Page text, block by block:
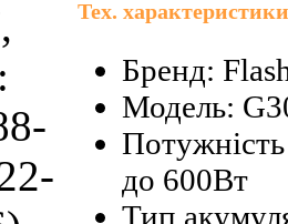
Тех.
Бренд:
Модель:
до 600Вт
Тип